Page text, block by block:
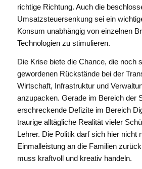
richtige Richtung. Auch die
Umsatzsteuersenkung sei ein
Konsum unabhängig von einzelnen
Technologien zu stimulieren.
Die Krise biete die Chance, die noch
gewordenen Rückstände bei der
Wirtschaft, Infrastruktur und
anzupacken. Gerade im Bereich der
erschreckende Defizite im Bereich
traurige alltägliche Realität vieler
Lehrer. Die Politik darf sich hier nicht
Einmalleistung an die Familien
muss kraftvoll und kreativ handeln.